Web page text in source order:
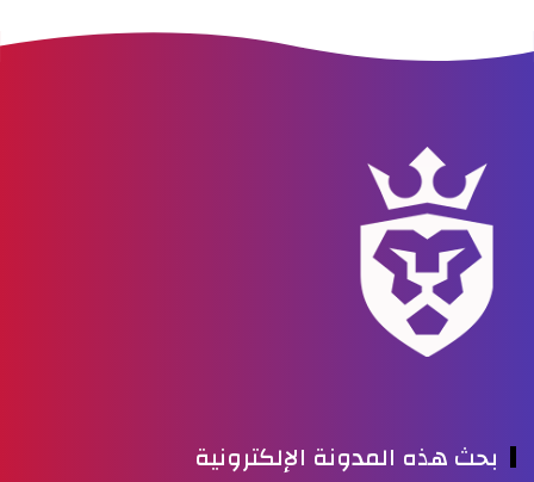
بحث هذه المدونة الإلكترونية